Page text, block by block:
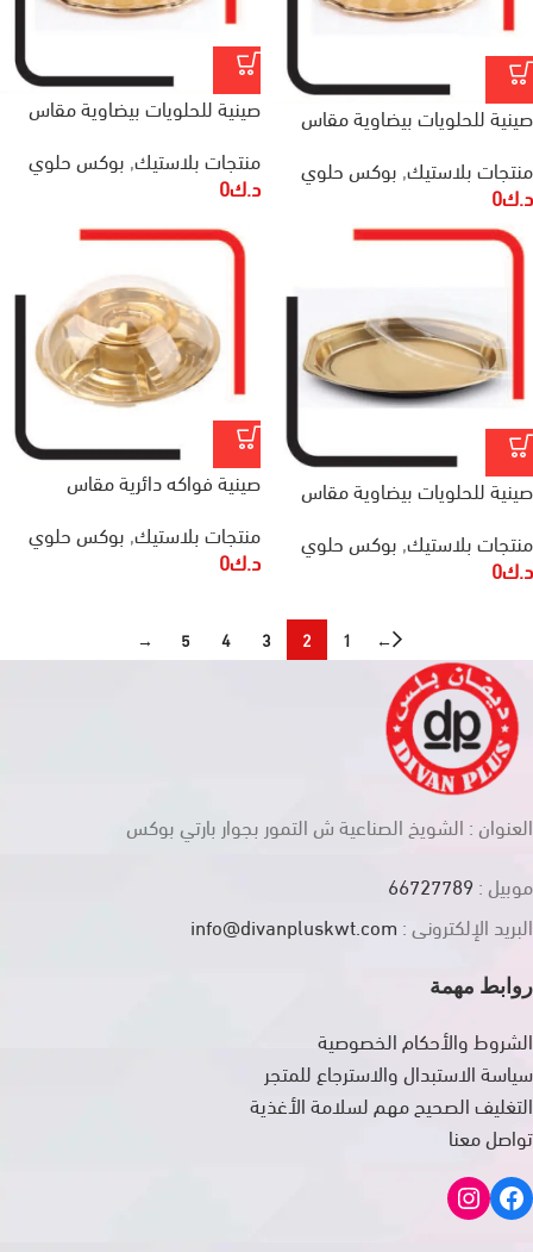
صينية للحلويات بيضاوية مقاس
منتجات بلاستيك, بوكس حلوي
د.ك0
صينية للحلويات بيضاوية مقاس
منتجات بلاستيك, بوكس حلوي
د.ك0
صينية للحلويات بيضاوية مقاس
منتجات بلاستيك, بوكس حلوي
د.ك0
صينية فواكه دائرية مقاس
منتجات بلاستيك, بوكس حلوي
د.ك0
←
1
2
3
4
5
→
العنوان : الشويخ الصناعية ش التمور بجوار بارتي بوكس
موبيل : 66727789
البريد الإلكترونى : info@divanpluskwt.com
روابط مهمة
الشروط والأحكام الخصوصية
سياسة الاستبدال والاسترجاع للمتجر
التغليف الصحيح مهم لسلامة الأغذية
تواصل معنا